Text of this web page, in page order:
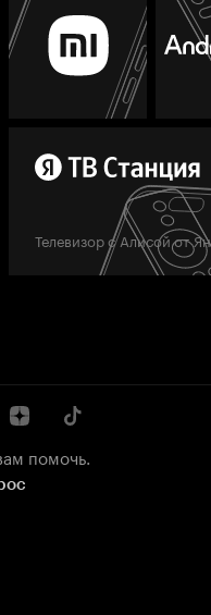
Телевизор с Алисой от
помочь.